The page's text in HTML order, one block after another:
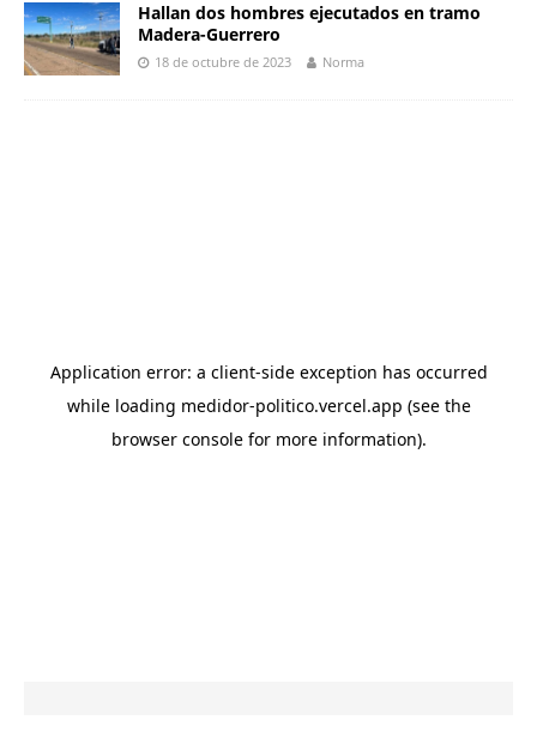
Hallan dos hombres ejecutados en tramo
Madera-Guerrero
18 de octubre de 2023 Norma